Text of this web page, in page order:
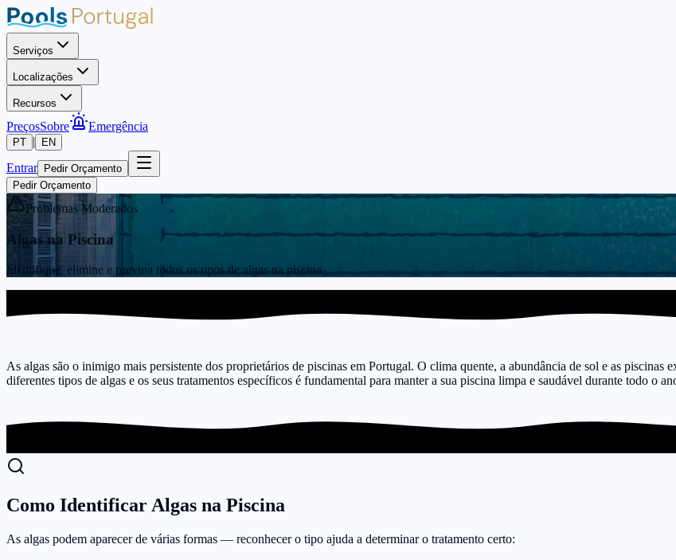
Serviços
Localizações
Recursos
PreçosSobre Emergência
PT | EN
Entrar
Pedir Orçamento
Pedir Orçamento
Problemas Moderados
Algas na Piscina
Identifique, elimine e previna todos os tipos de algas na piscina
As algas são o inimigo mais persistente dos proprietários de piscinas em Portugal. O clima quente, a abundância de sol e as piscinas
diferentes tipos de algas e os seus tratamentos específicos é fundamental para manter a sua piscina limpa e saudável durante todo o
Como Identificar Algas na Piscina
As algas podem aparecer de várias formas — reconhecer o tipo ajuda a determinar o tratamento certo: